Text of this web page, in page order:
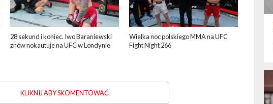
28 sekund i koniec. Iwo Baraniewski
znów nokautuje na UFC w Londynie
Wielka noc polskiego MMA na UFC
Fight Night 266
KLIKNIJ ABY SKOMENTOWAĆ